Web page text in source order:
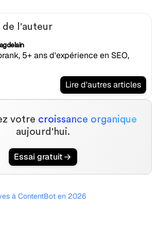
l'auteur
5+ ans d'expérience en SEO,
Lire d'autres articles
votre croissance organique
aujourd'hui.
Essai gratuit
à ContentBot en 2026